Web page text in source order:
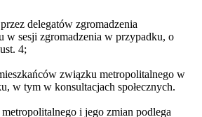
delegatów zgromadzenia
w sesji zgromadzenia w przypadku, o
4;
związku metropolitalnego w
w tym w konsultacjach społecznych.
i jego zmian podlega